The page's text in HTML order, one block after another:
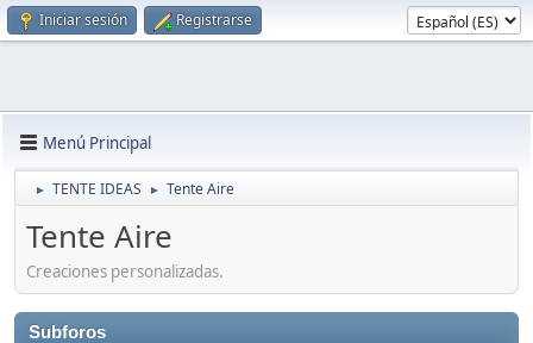
Iniciar sesión Registrarse
Menú Principal
► TENTE IDEAS ► Tente Aire
Tente Aire
Creaciones personalizadas.
Subforos